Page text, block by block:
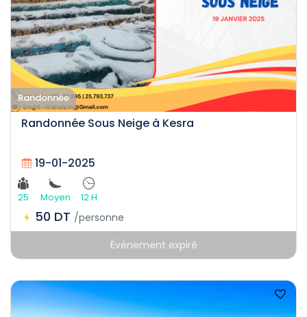
Randonnée
Randonnée Sous Neige à Kesra
19-01-2025
25 Moyen 12 H
50 DT /personne
Événement expiré